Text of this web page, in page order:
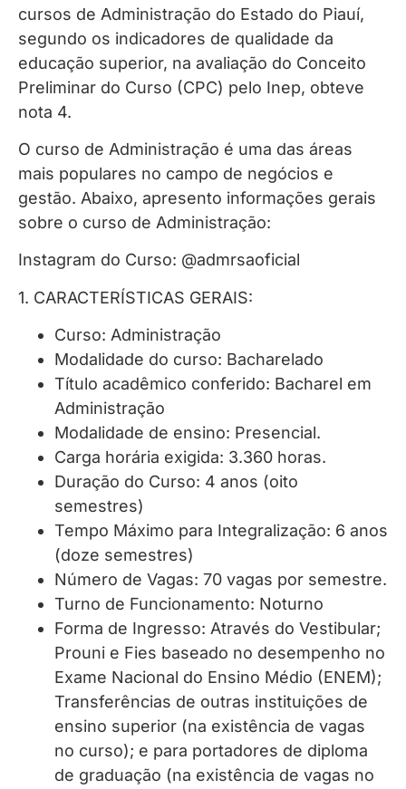
cursos de Administração do Estado do Piauí,
segundo os indicadores de qualidade da
educação superior, na avaliação do Conceito
Preliminar do Curso (CPC) pelo Inep, obteve
nota 4.
O curso de Administração é uma das áreas
mais populares no campo de negócios e
gestão. Abaixo, apresento informações gerais
sobre o curso de Administração:
Instagram do Curso: @admrsaoficial
1. CARACTERÍSTICAS GERAIS:
Curso: Administração
Modalidade do curso: Bacharelado
Título acadêmico conferido: Bacharel em
Administração
Modalidade de ensino: Presencial.
Carga horária exigida: 3.360 horas.
Duração do Curso: 4 anos (oito
semestres)
Tempo Máximo para Integralização: 6 anos
(doze semestres)
Número de Vagas: 70 vagas por semestre.
Turno de Funcionamento: Noturno
Forma de Ingresso: Através do Vestibular;
Prouni e Fies baseado no desempenho no
Exame Nacional do Ensino Médio (ENEM);
Transferências de outras instituições de
ensino superior (na existência de vagas
no curso); e para portadores de diploma
de graduação (na existência de vagas no